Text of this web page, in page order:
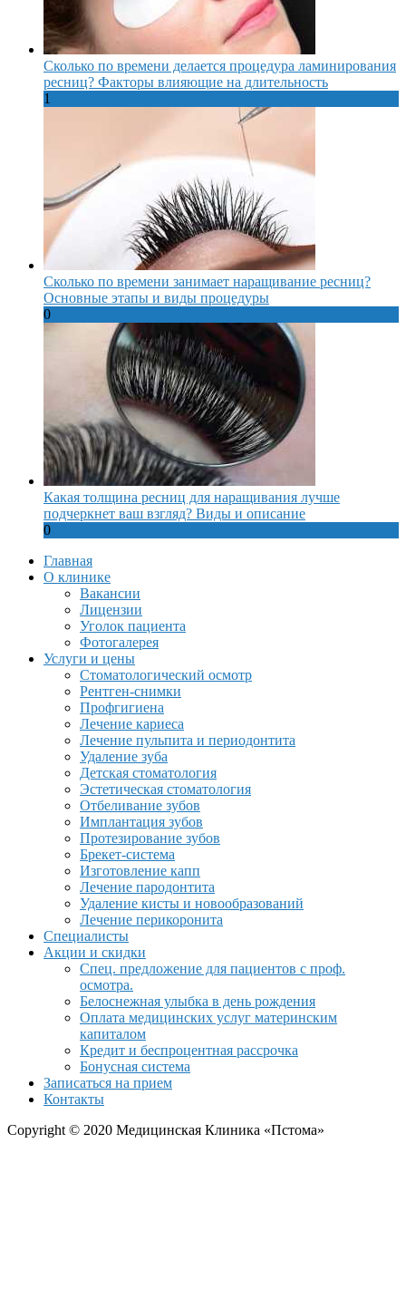
Сколько по времени делается процедура ламинирования
ресниц? Факторы влияющие на длительность
1
Сколько по времени занимает наращивание ресниц?
Основные этапы и виды процедуры
0
Какая толщина ресниц для наращивания лучше
подчеркнет ваш взгляд? Виды и описание
0
Главная
О клинике
Вакансии
Лицензии
Уголок пациента
Фотогалерея
Услуги и цены
Стоматологический осмотр
Рентген-снимки
Профгигиена
Лечение кариеса
Лечение пульпита и периодонтита
Удаление зуба
Детская стоматология
Эстетическая стоматология
Отбеливание зубов
Имплантация зубов
Протезирование зубов
Брекет-система
Изготовление капп
Лечение пародонтита
Удаление кисты и новообразований
Лечение перикоронита
Специалисты
Акции и скидки
Спец. предложение для пациентов с проф.
осмотра.
Белоснежная улыбка в день рождения
Оплата медицинских услуг материнским
капиталом
Кредит и беспроцентная рассрочка
Бонусная система
Записаться на прием
Контакты
Copyright © 2020 Медицинская Клиника «Пстома»